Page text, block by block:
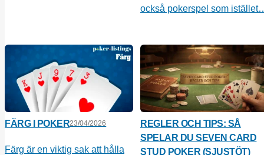
också pokerspel som
FÄRG I POKER23/04/2026
Färg är en viktig sak att hålla
REGLER OCH TIPS: SÅ
SPELAR DU SEVEN CARD
STUD POKER (SJUSTÖT)